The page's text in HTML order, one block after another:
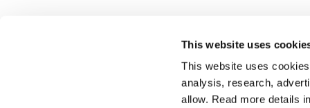
This website uses
This website uses
analysis, research,
allow. Read more details